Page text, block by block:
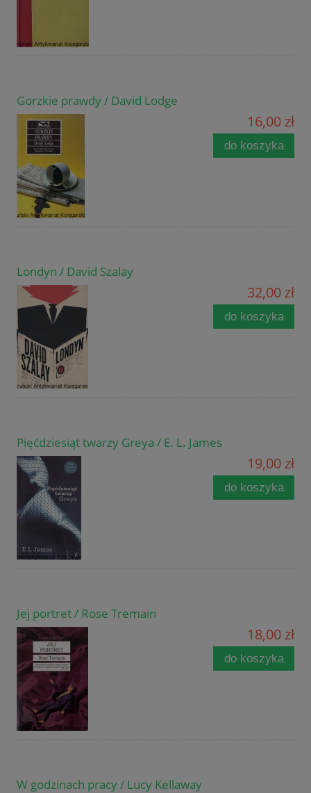
Gorzkie prawdy / David Lodge
16,00 zł
do koszyka
Londyn / David Szalay
32,00 zł
do koszyka
Pięćdziesiąt twarzy Greya / E. L. James
19,00 zł
do koszyka
Jej portret / Rose Tremain
18,00 zł
do koszyka
W godzinach pracy / Lucy Kellaway